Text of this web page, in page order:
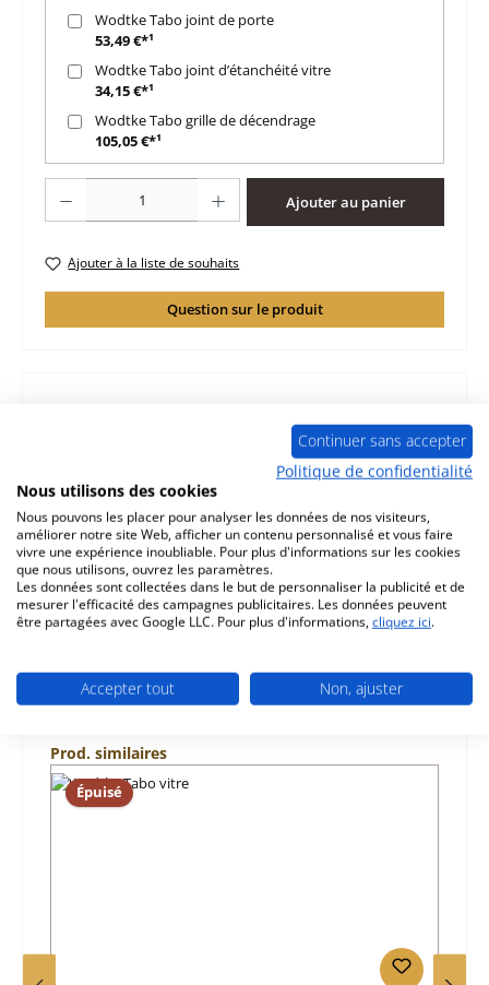
Wodtke Tabo joint de porte
53,49 €*¹
Wodtke Tabo joint d’étanchéité vitre
34,15 €*¹
Wodtke Tabo grille de décendrage
105,05 €*¹
Ajouter au panier
Ajouter à la liste de souhaits
Question sur le produit
d‘origine déflecteur pour le poêle Wodtke Toyo Wodtke
Toyo déflecteur données clés: déflecteur de fumée
dimensions (la/lo…
Caractéristiques
Informations sur la sécurité du produit
Ignorer la galerie de produits
Prod. similaires
Épuisé
Continuer sans accepter
Politique de confidentialité
Nous utilisons des cookies
Nous pouvons les placer pour analyser les données de nos visiteurs,
améliorer notre site Web, afficher un contenu personnalisé et vous faire
vivre une expérience inoubliable. Pour plus d'informations sur les cookies
que nous utilisons, ouvrez les paramètres.
Les données sont collectées dans le but de personnaliser la publicité et de
mesurer l'efficacité des campagnes publicitaires. Les données peuvent
être partagées avec Google LLC. Pour plus d'informations, cliquez ici.
Accepter tout Non, ajuster